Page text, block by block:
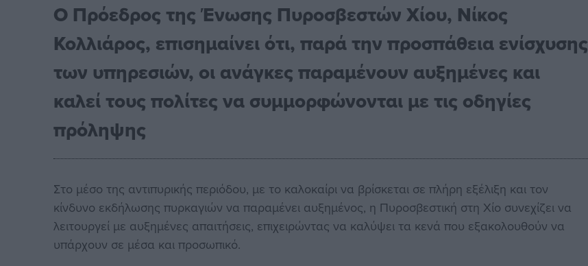
Ο Πρόεδρος της Ένωσης Πυροσβεστών Χίου, Νίκος
Κολλιάρος, επισημαίνει ότι, παρά την προσπάθεια ενίσχυσης
των υπηρεσιών, οι ανάγκες παραμένουν αυξημένες και
καλεί τους πολίτες να συμμορφώνονται με τις οδηγίες
πρόληψης
Στο μέσο της αντιπυρικής περιόδου, με το καλοκαίρι να βρίσκεται σε πλήρη εξέλιξη και τον
κίνδυνο εκδήλωσης πυρκαγιών να παραμένει αυξημένος, η Πυροσβεστική στη Χίο συνεχίζει να
λειτουργεί με αυξημένες απαιτήσεις, επιχειρώντας να καλύψει τα κενά που εξακολουθούν να
υπάρχουν σε μέσα και προσωπικό.